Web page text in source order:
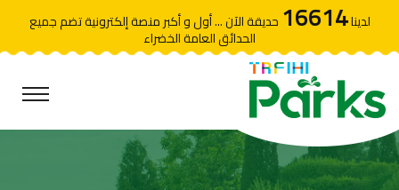
لدينا16614 حديقة الآن ... أول و أكبر منصة إلكترونية تضم جميع
الحدائق العامة الخضراء